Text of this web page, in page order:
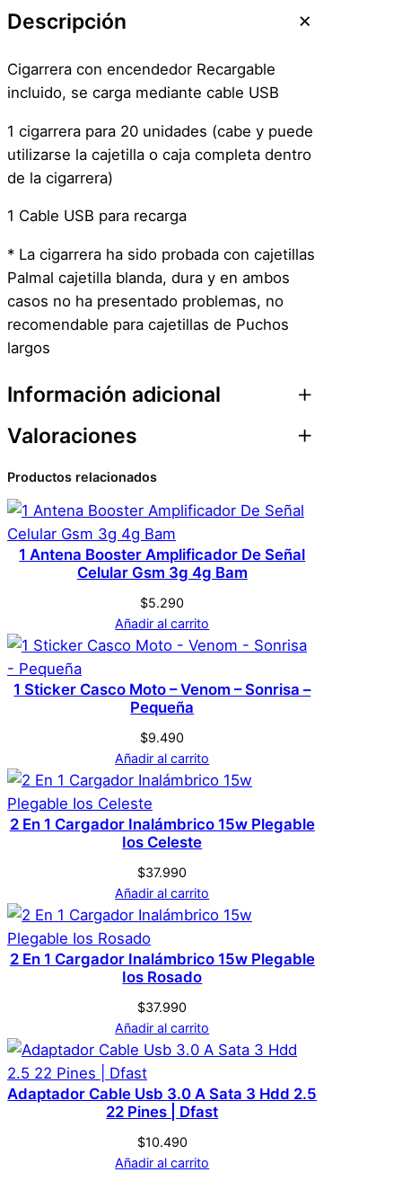
Descripción
Cigarrera con encendedor Recargable
incluido, se carga mediante cable USB
1 cigarrera para 20 unidades (cabe y puede
utilizarse la cajetilla o caja completa dentro
de la cigarrera)
1 Cable USB para recarga
* La cigarrera ha sido probada con cajetillas
Palmal cajetilla blanda, dura y en ambos
casos no ha presentado problemas, no
recomendable para cajetillas de Puchos
largos
Información adicional
Atributos
Marca Genérica
Plateado
Valoraciones
0 valoraciones en
Cigarrera Con
Encendedor Incluido
On Side – Plateada
No hay valoraciones aún. Solo los usuarios
registrados que hayan comprado este
producto pueden hacer una valoración.
Productos relacionados
1 Antena Booster Amplificador De Señal
Celular Gsm 3g 4g Bam
$5.290
Añadir al carrito
1 Sticker Casco Moto – Venom – Sonrisa –
Pequeña
$9.490
Añadir al carrito
2 En 1 Cargador Inalámbrico 15w Plegable
Ios Celeste
$37.990
Añadir al carrito
2 En 1 Cargador Inalámbrico 15w Plegable
Ios Rosado
$37.990
Añadir al carrito
Adaptador Cable Usb 3.0 A Sata 3 Hdd 2.5
22 Pines | Dfast
$10.490
Añadir al carrito